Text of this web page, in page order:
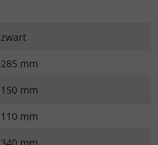
zwart
285 mm
150 mm
110 mm